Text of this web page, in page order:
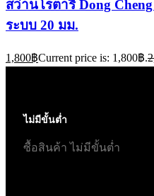
สว่านโรตารี่ Dong
ระบบ 20 มม.
1,800฿Current price is: 1,800฿.
ไม่มีขั้นต่ำ
ซื้อสินค้า ไม่มีขั้นต่ำ